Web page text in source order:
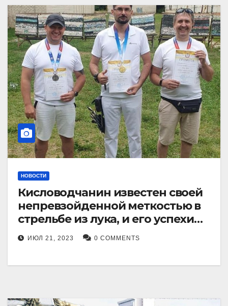
НОВОСТИ
Кисловодчанин известен своей
непревзойденной меткостью в
стрельбе из лука, и его успехи
прославили его в
Ставропольском крае.
ИЮЛ 21, 2023 0 COMMENTS